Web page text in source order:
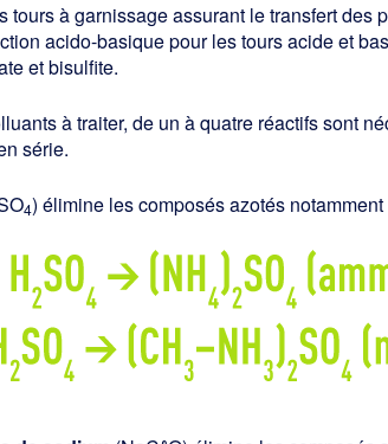
tours à garnissage assurant le transfert
acido-basique pour les tours acide et
et bisulfite.
à traiter, de un à quatre réactifs sont
série.
4) élimine les composés azotés